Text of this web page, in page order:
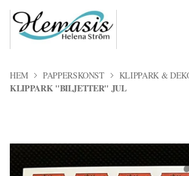
HEM PAPPERSKONST KLIPPARK &
KLIPPARK "BILJETTER" JUL